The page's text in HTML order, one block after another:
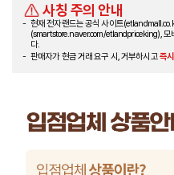
사칭 주의 안내
현재 전자랜드는 공식 사이트
(smartstore.naver.com/etlandpriceking), 모
다.
판매자가 현금 거래 요구 시, 거부하시고즉